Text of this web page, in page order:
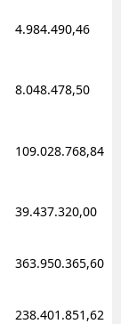
4.984.490,46
8.048.478,50
109.028.768,84
39.437.320,00
363.950.365,60
238.401.851,62